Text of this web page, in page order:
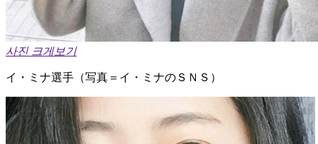
사진 크게보기
イ・ミナ選手（写真＝イ・ミナのＳＮＳ）